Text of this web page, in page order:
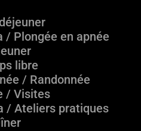
/ Plongée en apnée
libre
/ Randonnée
/ Visites
/ Ateliers pratiques